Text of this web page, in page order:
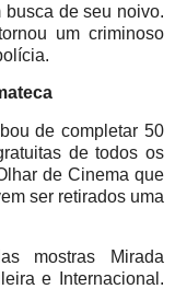
de seu noivo.
um criminoso
de completar 50
de todos os
de Cinema que
ser retirados uma
mostras Mirada
e Internacional.